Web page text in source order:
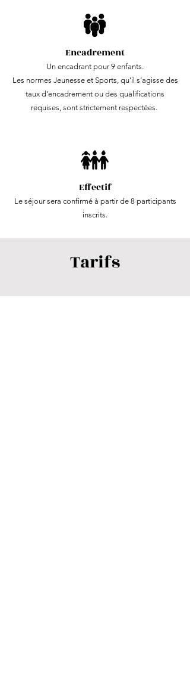
Encadrement
Un encadrant pour 9 enfants.
Les normes Jeunesse et Sports, qu’il s’agisse des
taux d’encadrement ou des qualifications
requises, sont strictement respectées.
Effectif
Le séjour sera confirmé à partir de 8 participants
inscrits.
Tarifs